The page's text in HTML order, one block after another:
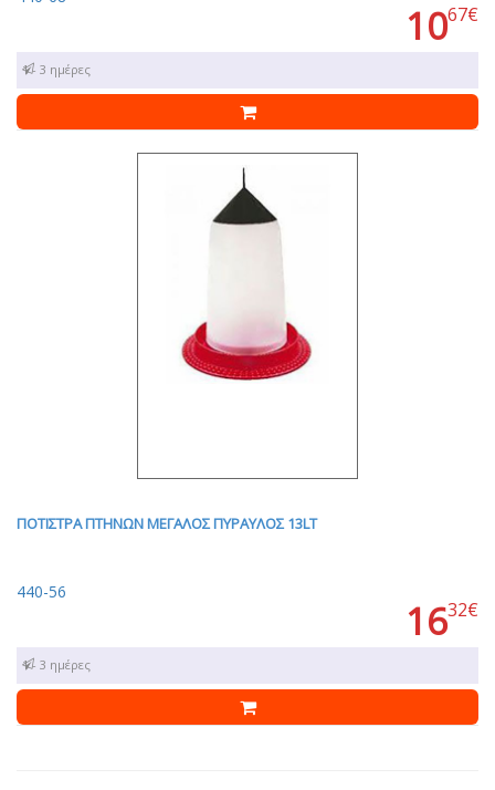
1067€
1 - 3 ημέρες
ΠΟΤΙΣΤΡΑ ΠΤΗΝΩΝ ΜΕΓΑΛΟΣ ΠΥΡΑΥΛΟΣ 13LT
440-56
1632€
1 - 3 ημέρες